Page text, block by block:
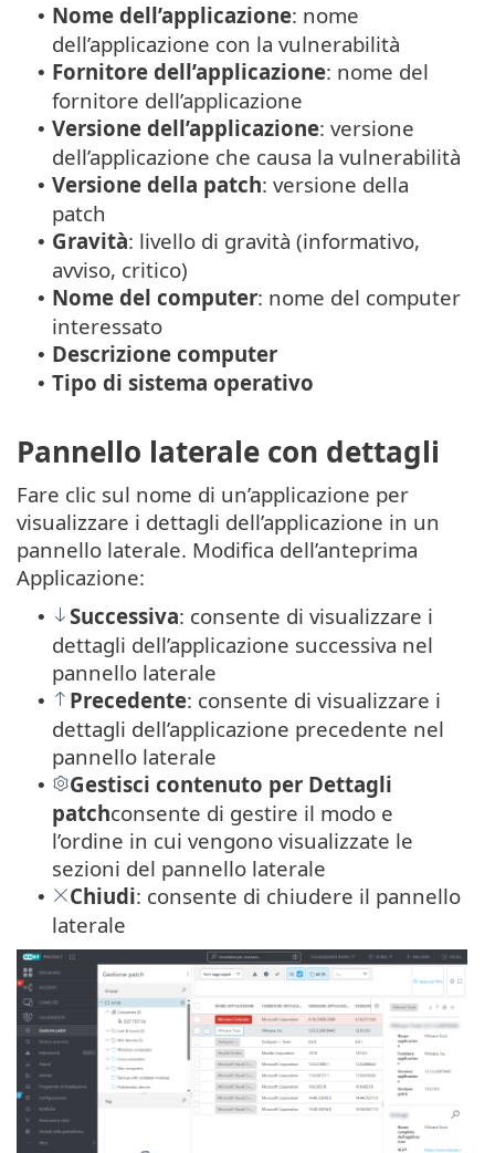
• Nome dell’applicazione: nome
dell’applicazione con la vulnerabilità
• Fornitore dell’applicazione: nome del
fornitore dell’applicazione
• Versione dell’applicazione: versione
dell’applicazione che causa la vulnerabilità
• Versione della patch: versione della
patch
• Gravità: livello di gravità (informativo,
avviso, critico)
• Nome del computer: nome del computer
interessato
• Descrizione computer
• Tipo di sistema operativo
Pannello laterale con dettagli
Fare clic sul nome di un’applicazione per
visualizzare i dettagli dell’applicazione in un
pannello laterale. Modifica dell’anteprima
Applicazione:
• Successiva: consente di visualizzare i
dettagli dell’applicazione successiva nel
pannello laterale
• Precedente: consente di visualizzare i
dettagli dell’applicazione precedente nel
pannello laterale
•
Gestisci contenuto per Dettagli
patchconsente di gestire il modo e
l’ordine in cui vengono visualizzate le
sezioni del pannello laterale
• Chiudi: consente di chiudere il pannello
laterale